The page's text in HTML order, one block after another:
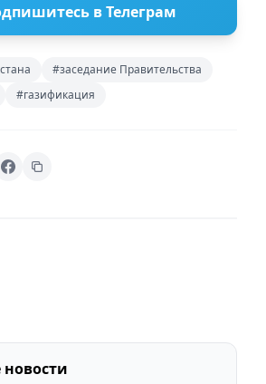
в Телеграм
#заседание Правительства
#газификация